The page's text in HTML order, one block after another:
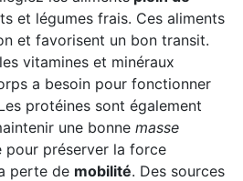
et légumes frais. Ces aliments
et favorisent un bon transit.
vitamines et minéraux
a besoin pour fonctionner
protéines sont également
une bonne masse
pour préserver la force
perte de mobilité. Des sources